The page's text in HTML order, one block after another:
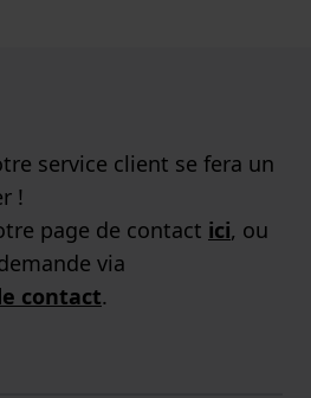
service client se fera un
!
page de contact ici, ou
via
contact.